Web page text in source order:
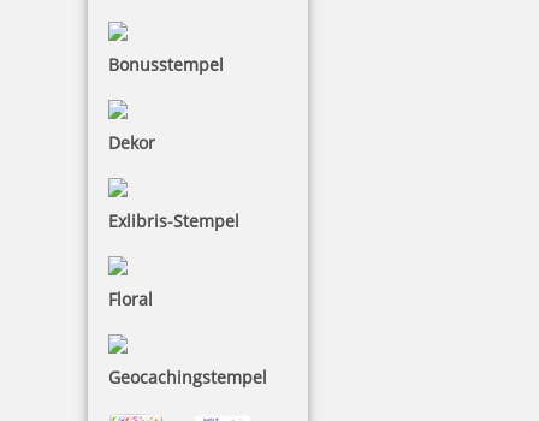
Bonusstempel
Dekor
Exlibris-Stempel
Floral
Geocachingstempel
28,43 €